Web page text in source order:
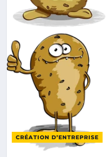
CRÉATION D’ENTREPRISE